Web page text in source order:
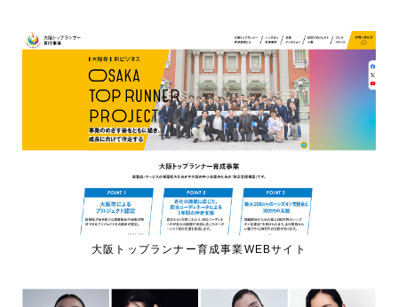
大阪トップランナー育成事業WEBサイト